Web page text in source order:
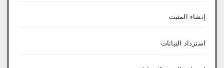
إنشاء المثبت
استرداد البيانات